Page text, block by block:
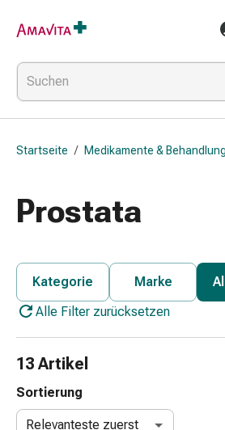
Medikamente
&
Behandlung
Hautverletzung
&
Wundheilung
Elastische
Fixationspflaster
Pflaster
Pflasterbinde,
Tape
Netzverband
Startseite / Medikamente & Behandlung
Prostata
Kategorie Marke
Alle Filter zurücksetzen
13 Artikel
Sortierung
Relevanteste zuerst